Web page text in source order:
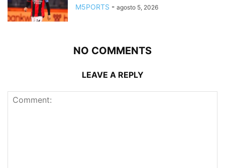
M5PORTS - agosto 5, 2026
NO COMMENTS
LEAVE A REPLY